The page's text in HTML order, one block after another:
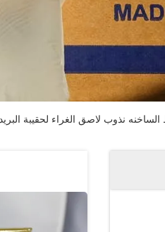
الساخنه نذوب لاصق الغراء لحقيبة